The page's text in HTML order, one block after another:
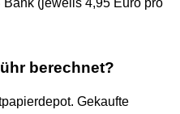
berechnet?
Gekaufte